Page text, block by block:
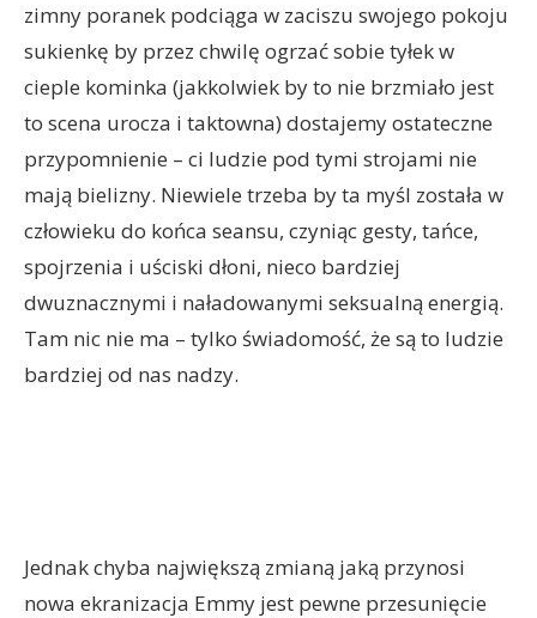
zimny poranek podciąga w zaciszu swojego pokoju
sukienkę by przez chwilę ogrzać sobie tyłek w
cieple kominka (jakkolwiek by to nie brzmiało jest
to scena urocza i taktowna) dostajemy ostateczne
przypomnienie – ci ludzie pod tymi strojami nie
mają bielizny. Niewiele trzeba by ta myśl została w
człowieku do końca seansu, czyniąc gesty, tańce,
spojrzenia i uściski dłoni, nieco bardziej
dwuznacznymi i naładowanymi seksualną energią.
Tam nic nie ma – tylko świadomość, że są to ludzie
bardziej od nas nadzy.
Jednak chyba największą zmianą jaką przynosi
nowa ekranizacja Emmy jest pewne przesunięcie